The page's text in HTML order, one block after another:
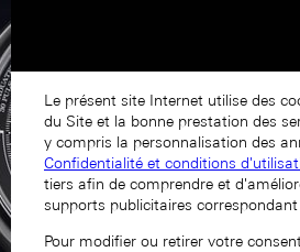
Le présent site Internet utilise des
du Site et la bonne prestation des
y compris la personnalisation des
Confidentialité et conditions
tiers afin de comprendre et
supports publicitaires
Pour modifier ou retirer votre